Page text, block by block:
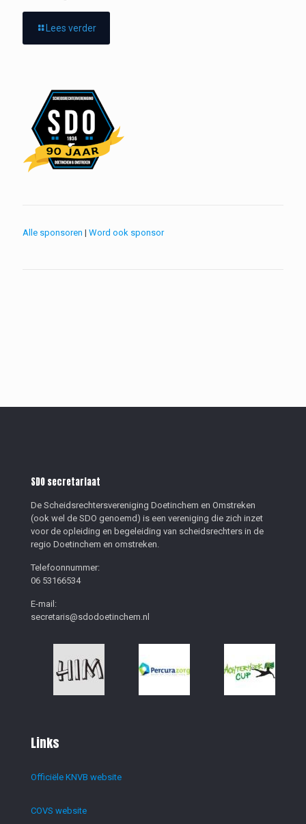
Lees verder
Alle sponsoren | Word ook sponsor
SDO secretariaat
De Scheidsrechtersvereniging Doetinchem en Omstreken
(ook wel de SDO genoemd) is een vereniging die zich inzet
voor de opleiding en begeleiding van scheidsrechters in de
regio Doetinchem en omstreken.
Telefoonnummer:
06 53166534
E-mail:
secretaris@sdodoetinchem.nl
Links
Officiële KNVB website
COVS website